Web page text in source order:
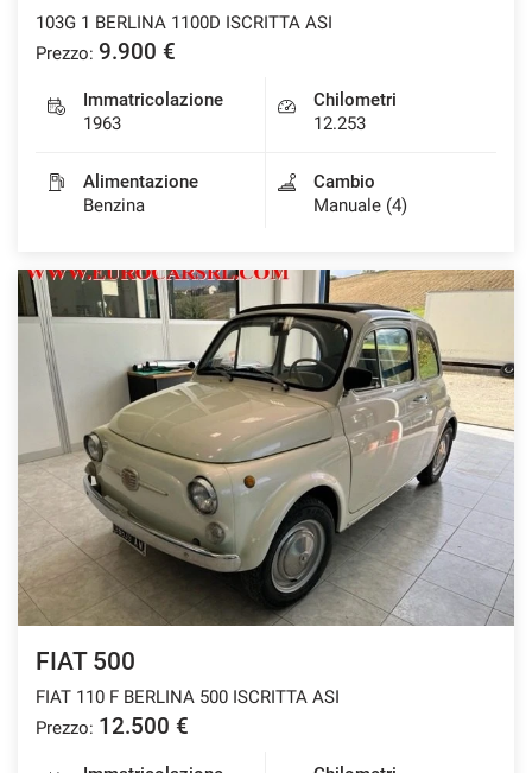
103G 1 BERLINA 1100D ISCRITTA ASI
Prezzo: 9.900 €
Immatricolazione
1963
Chilometri
12.253
Alimentazione
Benzina
Cambio
Manuale (4)
FIAT 500
FIAT 110 F BERLINA 500 ISCRITTA ASI
Prezzo: 12.500 €
Cookie necessari
Cookie delle preferenze
Cookie analitici
Cookie di marketing
Leggi
la
cookie
policy
Salva
le
impostazioni